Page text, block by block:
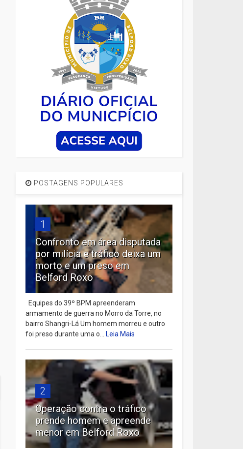
POSTAGENS POPULARES
1
Confronto em área disputada
por milícia e tráfico deixa um
morto e um preso em
Belford Roxo
Equipes do 39º BPM apreenderam
armamento de guerra no Morro da Torre, no
bairro Shangri-Lá Um homem morreu e outro
foi preso durante uma o...Leia Mais
2
Operação contra o tráfico
prende homem e apreende
menor em Belford Roxo